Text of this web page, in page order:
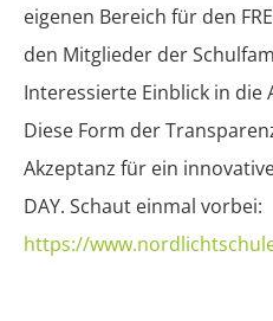
eigenen Bereich für den
den Mitglieder der
Interessierte Einblick in
Diese Form der
Akzeptanz für ein
DAY. Schaut einmal vorbei:
https://